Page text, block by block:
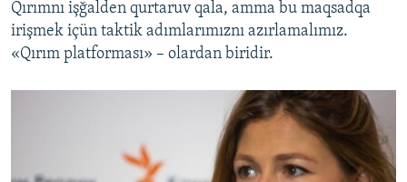
Qırımnı işğalden qurtaruv qala, amma bu maqsadqa
irişmek içün taktik adımlarımıznı azırlamalımız.
«Qırım platforması» – olardan biridir.